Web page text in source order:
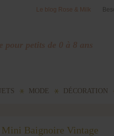
Le blog Rose & Milk
pour petits de 0 à 8 ans
MODE DÉCORATION
Mini Baignoire Vintage